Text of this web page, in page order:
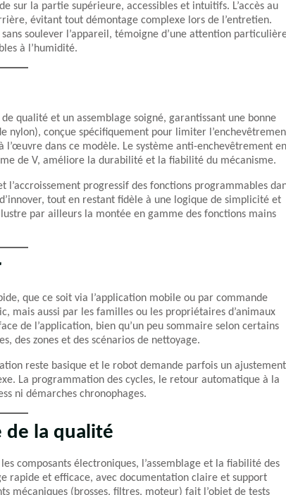
sur la partie supérieure, accessibles et intuitifs. L’accès au
évitant tout démontage complexe lors de l’entretien.
soulever l’appareil, témoigne d’une attention
à l’humidité.
qualité et un assemblage soigné, garantissant une bonne
nylon), conçue spécifiquement pour limiter
l’œuvre dans ce modèle. Le système anti-enchevêtrement en
de V, améliore la durabilité et la fiabilité du mécanisme.
l’accroissement progressif des fonctions programmables
tout en restant fidèle à une logique de simplicité et
par ailleurs la montée en gamme des fonctions mains
que ce soit via l’application mobile ou par commande
mais aussi par les familles ou les propriétaires d’animaux
de l’application, bien qu’un peu sommaire selon certains
des zones et des scénarios de nettoyage.
reste basique et le robot demande parfois un ajustement
La programmation des cycles, le retour automatique à la
ni démarches chronophages.
de la qualité
composants électroniques, l’assemblage et la fiabilité des
rapide et efficace, avec documentation claire et support
mécaniques (brosses, filtres, moteur) fait l’objet de tests